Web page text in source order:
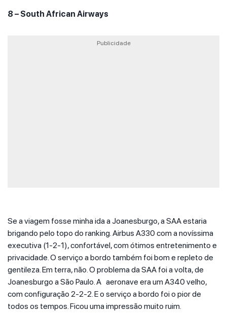
8 – South African Airways
Publicidade
Se a viagem fosse minha ida a Joanesburgo, a SAA estaria
brigando pelo topo do ranking. Airbus A330 com a novíssima
executiva (1-2-1), confortável, com ótimos entretenimento e
privacidade. O serviço a bordo também foi bom e repleto de
gentileza. Em terra, não. O problema da SAA foi a volta, de
Joanesburgo a São Paulo. A aeronave era um A340 velho,
com configuração 2-2-2. E o serviço a bordo foi o pior de
todos os tempos. Ficou uma impressão muito ruim.